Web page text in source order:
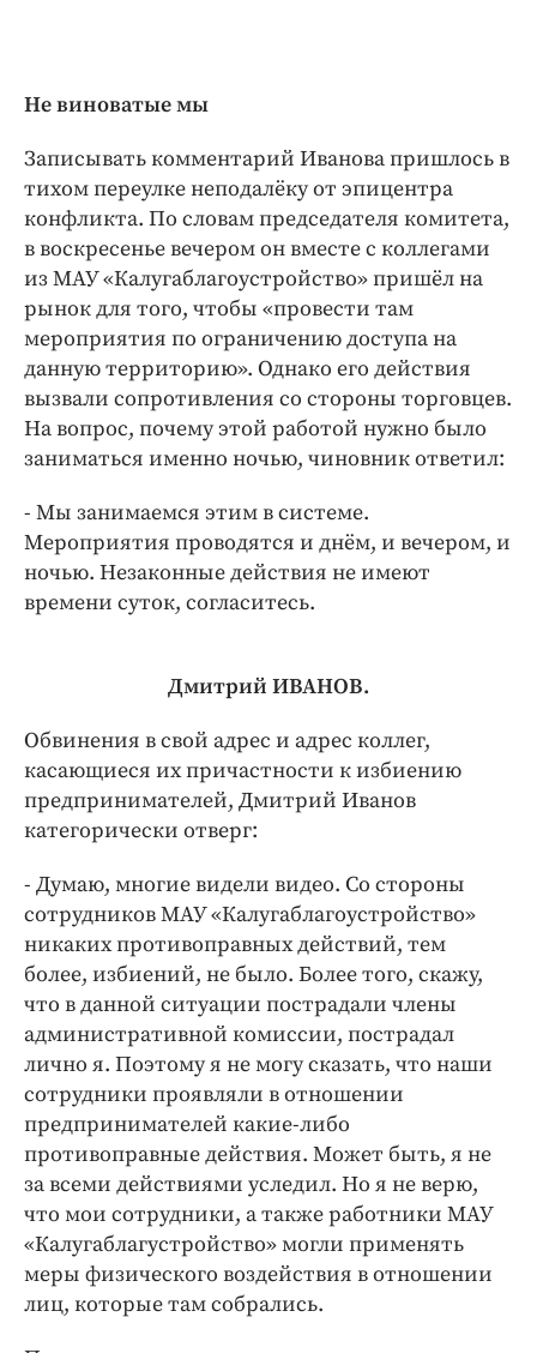
Не виноватые мы
Записывать комментарий Иванова пришлось в
тихом переулке неподалёку от эпицентра
конфликта. По словам председателя комитета,
в воскресенье вечером он вместе с коллегами
из МАУ «Калугаблагоустройство» пришёл на
рынок для того, чтобы «провести там
мероприятия по ограничению доступа на
данную территорию». Однако его действия
вызвали сопротивления со стороны торговцев.
На вопрос, почему этой работой нужно было
заниматься именно ночью, чиновник ответил:
- Мы занимаемся этим в системе.
Мероприятия проводятся и днём, и вечером, и
ночью. Незаконные действия не имеют
времени суток, согласитесь.
Дмитрий ИВАНОВ.
Обвинения в свой адрес и адрес коллег,
касающиеся их причастности к избиению
предпринимателей, Дмитрий Иванов
категорически отверг:
- Думаю, многие видели видео. Со стороны
сотрудников МАУ «Калугаблагоустройство»
никаких противоправных действий, тем
более, избиений, не было. Более того, скажу,
что в данной ситуации пострадали члены
административной комиссии, пострадал
лично я. Поэтому я не могу сказать, что наши
сотрудники проявляли в отношении
предпринимателей какие-либо
противоправные действия. Может быть, я не
за всеми действиями уследил. Но я не верю,
что мои сотрудники, а также работники МАУ
«Калугаблагустройство» могли применять
меры физического воздействия в отношении
лиц, которые там собрались.